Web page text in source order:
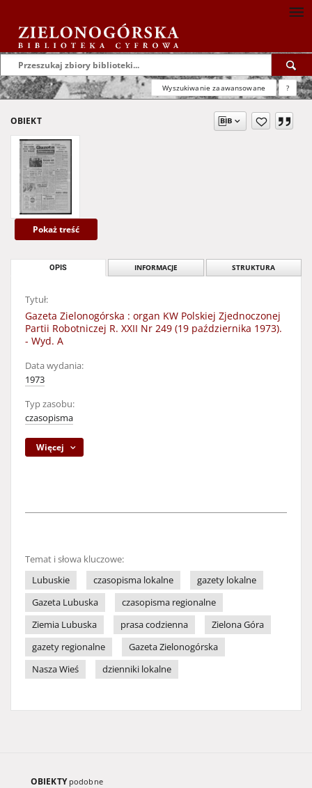
Wyszukiwanie zaawansowane ?
OBIEKT
Pokaż treść
OPIS INFORMACJE STRUKTURA
Tytuł:
Gazeta Zielonogórska : organ KW Polskiej Zjednoczonej
Partii Robotniczej R. XXII Nr 249 (19 października 1973).
- Wyd. A
Data wydania:
1973
Typ zasobu:
czasopisma
Więcej
Temat i słowa kluczowe:
Lubuskie
czasopisma lokalne
gazety lokalne
Gazeta Lubuska
czasopisma regionalne
Ziemia Lubuska
prasa codzienna
Zielona Góra
gazety regionalne
Gazeta Zielonogórska
Nasza Wieś
dzienniki lokalne
OBIEKTY podobne